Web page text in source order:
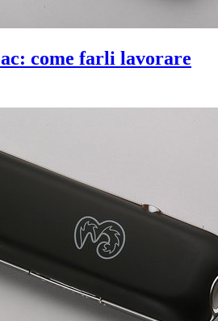
come farli lavorare